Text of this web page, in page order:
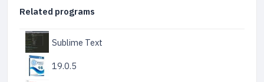
Related programs
Sublime Text
19.0.5